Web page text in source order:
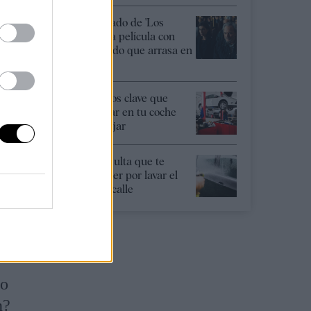
paso
Final explicado de 'Los
creyentes', la película con
José Coronado que arrasa en
Los 12 puntos clave que
debes revisar en tu coche
antes de viajar
Esta es la multa que te
pueden poner por lavar el
coche en la calle